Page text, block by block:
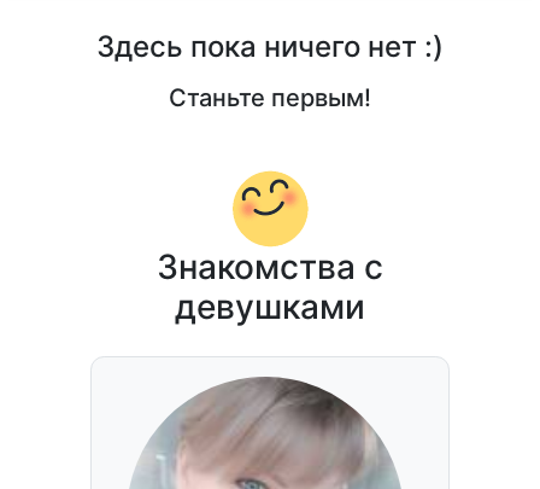
Здесь пока ничего нет :)
Станьте первым!
Знакомства с
девушками